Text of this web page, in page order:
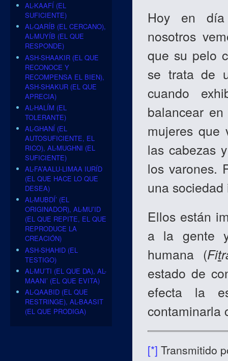
Hoy en día
nosotros
que su pelo
se trata de
cuando
balancear
mujeres que
las cabezas
los varones.
una
Ellos están
a la gente
humana (Fit
estado de
efecta la
contaminarla
[*] Transmitido
AL-KAAFÍ (EL
SUFICIENTE)
AL-QARÍB (EL CERCANO),
AL-MUYÍB (EL QUE
RESPONDE)
ASH-SHAAKIR (EL QUE
RECONOCE Y
RECOMPENSA EL BIEN),
ASH-SHAKUR (EL QUE
APRECIA)
AL-HALÍM (EL
TOLERANTE)
AL-GHANÍ (EL
AUTOSUFICIENTE, EL
RICO), AL-MUGHNI (EL
SUFICIENTE)
AL-FA’AALU-LIMAA IURÍD
(EL QUE HACE LO QUE
DESEA)
AL-MUBDÍ’ (EL
ORIGINADOR), AL-MU’ID
(EL QUE REPITE, EL QUE
REPRODUCE LA
CREACIÓN)
ASH-SHAHID (EL
TESTIGO)
AL-MU’TI (EL QUE DA), AL-
MAANI’ (EL QUE EVITA)
AL-QAABID (EL QUE
RESTRINGE), AL-BAASIT
(EL QUE PRODIGA)